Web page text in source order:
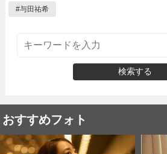
#与田祐希
検索する
おすすめフォト